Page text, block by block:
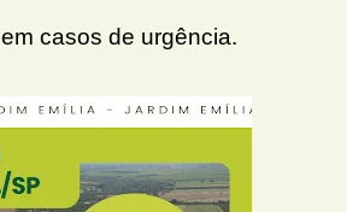
em casos de urgência.